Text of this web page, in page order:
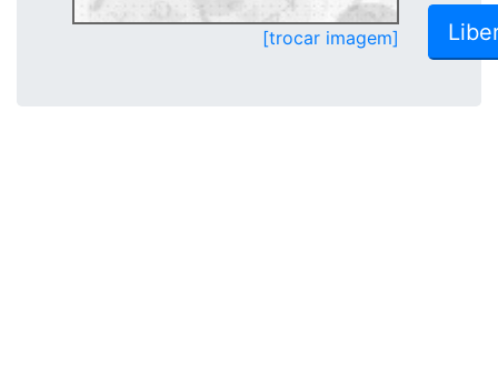
[trocar imagem]